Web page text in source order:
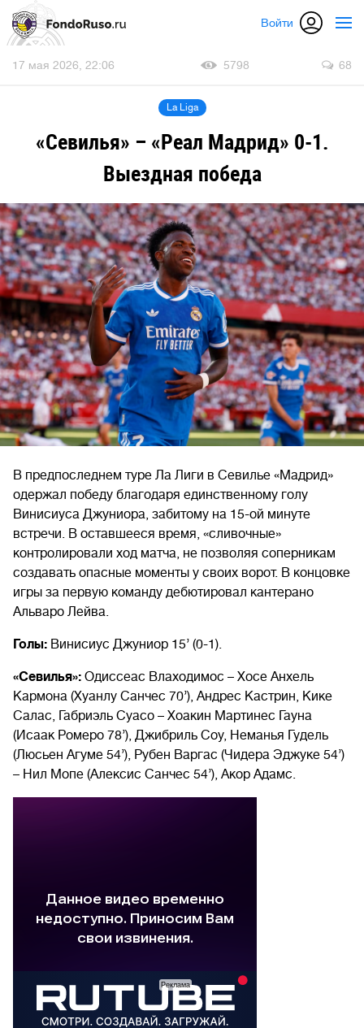
Войти
17 мая 2026, 22:06 5798 68
La Liga
«Севилья» – «Реал Мадрид» 0-1.
Выездная победа
В предпоследнем туре Ла Лиги в Севилье «Мадрид»
одержал победу благодаря единственному голу
Винисиуса Джуниора, забитому на 15-ой минуте
встречи. В оставшееся время, «сливочные»
контролировали ход матча, не позволяя соперникам
создавать опасные моменты у своих ворот. В концовке
игры за первую команду дебютировал кантерано
Альваро Лейва.
Голы: Винисиус Джуниор 15’ (0-1).
«Севилья»: Одиссеас Влаходимос – Хосе Анхель
Кармона (Хуанлу Санчес 70’), Андрес Кастрин, Кике
Салас, Габриэль Суасо – Хоакин Мартинес Гауна
(Исаак Ромеро 78’), Джибриль Соу, Неманья Гудель
(Люсьен Агуме 54’), Рубен Варгас (Чидера Эджуке 54’)
– Нил Мопе (Алексис Санчес 54’), Акор Адамс.